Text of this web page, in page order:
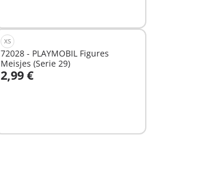
XS
72028 - PLAYMOBIL Figures
Meisjes (Serie 29)
2,99 €